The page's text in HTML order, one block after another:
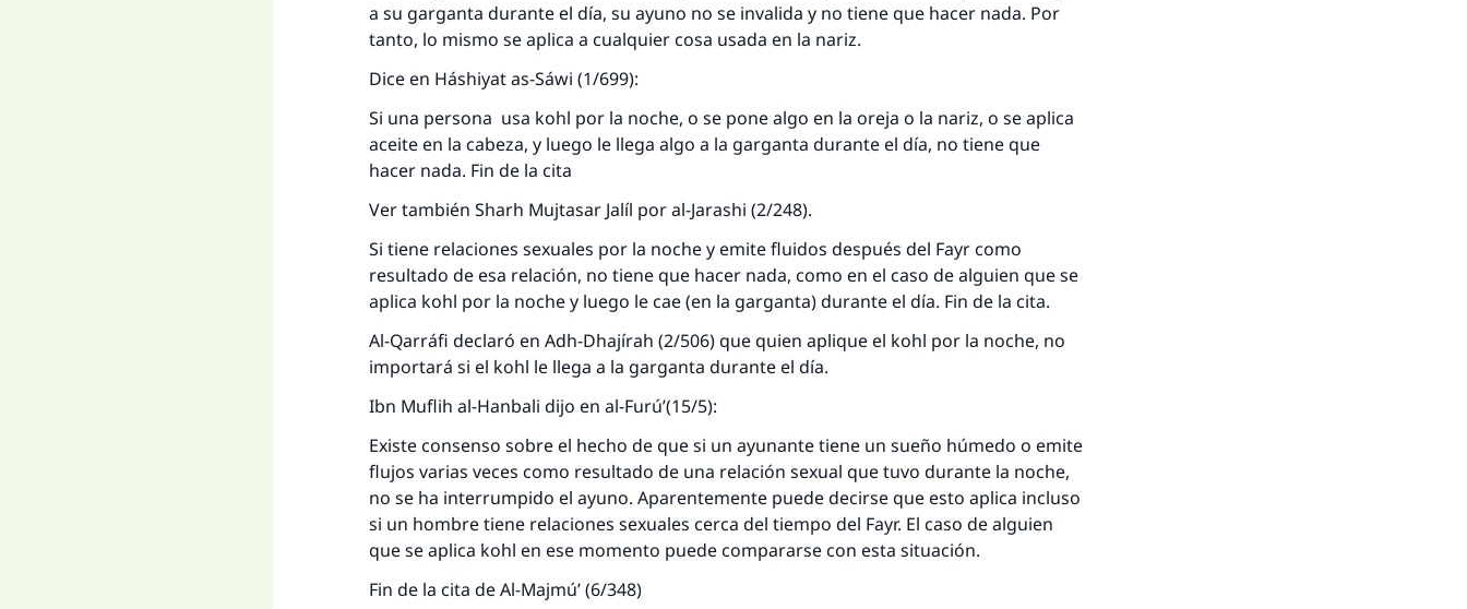
a su garganta durante el día, su ayuno no se invalida y no tiene que hacer nada. Por
tanto, lo mismo se aplica a cualquier cosa usada en la nariz.
Dice en Háshiyat as-Sáwi (1/699):
Si una persona usa kohl por la noche, o se pone algo en la oreja o la nariz, o se aplica
aceite en la cabeza, y luego le llega algo a la garganta durante el día, no tiene que
hacer nada. Fin de la cita
Ver también Sharh Mujtasar Jalíl por al-Jarashi (2/248).
Si tiene relaciones sexuales por la noche y emite fluidos después del Fayr como
resultado de esa relación, no tiene que hacer nada, como en el caso de alguien que se
aplica kohl por la noche y luego le cae (en la garganta) durante el día. Fin de la cita.
Al-Qarráfi declaró en Adh-Dhajírah (2/506) que quien aplique el kohl por la noche, no
importará si el kohl le llega a la garganta durante el día.
Ibn Muflih al-Hanbali dijo en al-Furú’(15/5):
Existe consenso sobre el hecho de que si un ayunante tiene un sueño húmedo o emite
flujos varias veces como resultado de una relación sexual que tuvo durante la noche,
no se ha interrumpido el ayuno. Aparentemente puede decirse que esto aplica incluso
si un hombre tiene relaciones sexuales cerca del tiempo del Fayr. El caso de alguien
que se aplica kohl en ese momento puede compararse con esta situación.
Fin de la cita de Al-Majmú’ (6/348)
La respuesta no. 110845 salvó un matrimonio.
Desde la Q hasta la A, su contribución ayuda a IslamQA.
Profeta ﷺ dijo:
misma recompensa que aquellos que lo realicen."